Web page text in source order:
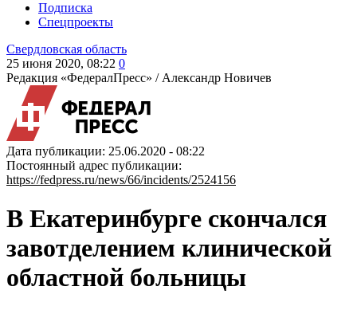
Подписка
Спецпроекты
Свердловская область
25 июня 2020, 08:22 0
Редакция «ФедералПресс» / Александр Новичев
Дата публикации: 25.06.2020 - 08:22
Постоянный адрес публикации:
https://fedpress.ru/news/66/incidents/2524156
В Екатеринбурге скончался
завотделением клинической
областной больницы